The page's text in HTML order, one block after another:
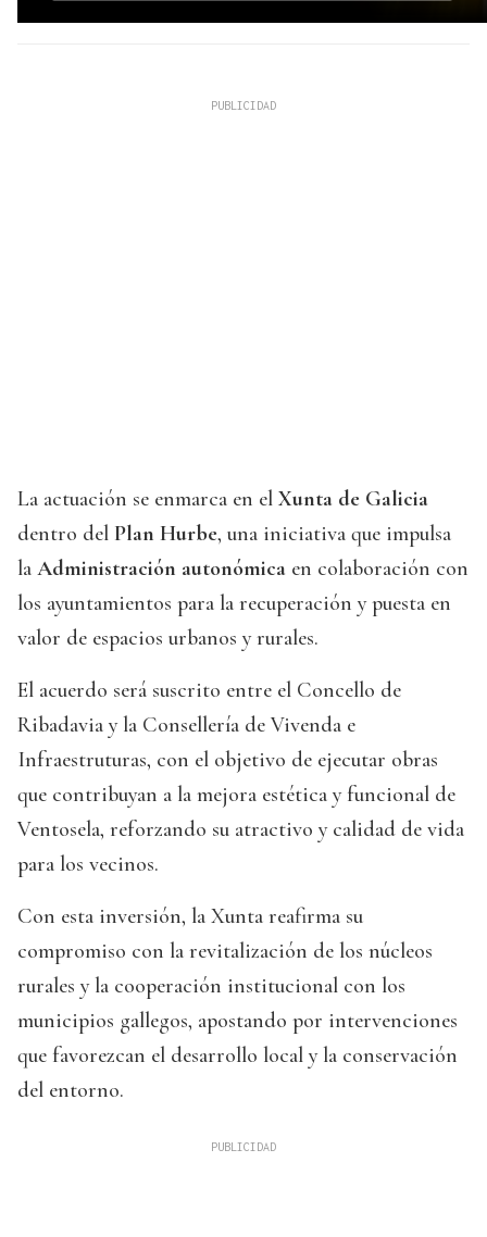
La actuación se enmarca en el Xunta de Galicia
dentro del Plan Hurbe, una iniciativa que impulsa
la Administración autonómica en colaboración con
los ayuntamientos para la recuperación y puesta en
valor de espacios urbanos y rurales.
El acuerdo será suscrito entre el Concello de
Ribadavia y la Consellería de Vivenda e
Infraestruturas, con el objetivo de ejecutar obras
que contribuyan a la mejora estética y funcional de
Ventosela, reforzando su atractivo y calidad de vida
para los vecinos.
Con esta inversión, la Xunta reafirma su
compromiso con la revitalización de los núcleos
rurales y la cooperación institucional con los
municipios gallegos, apostando por intervenciones
que favorezcan el desarrollo local y la conservación
del entorno.